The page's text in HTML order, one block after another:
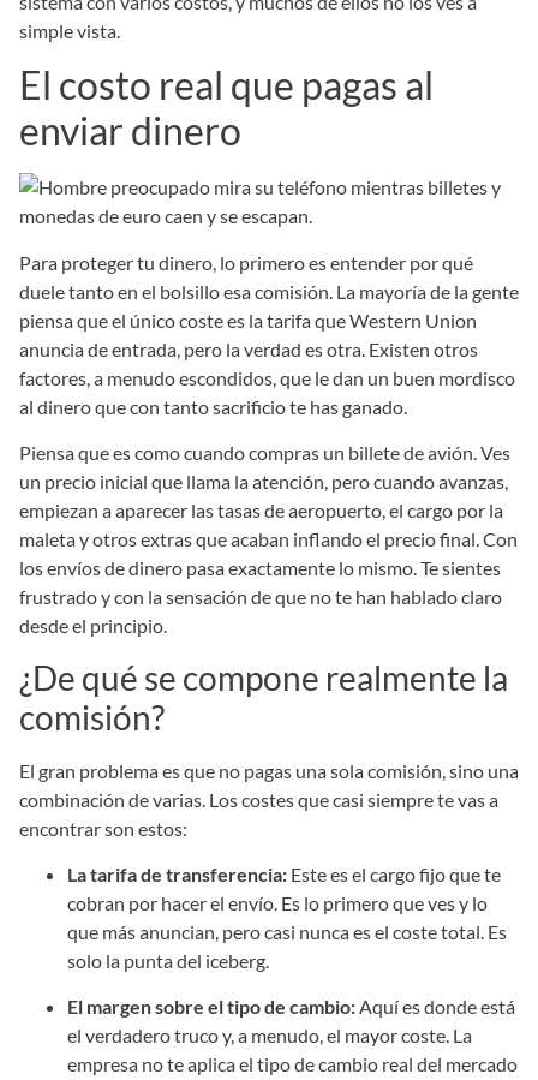
simple vista.
El costo real que pagas al
enviar dinero
Para proteger tu dinero, lo primero es entender por qué
duele tanto en el bolsillo esa comisión. La mayoría de la gente
piensa que el único coste es la tarifa que Western Union
anuncia de entrada, pero la verdad es otra. Existen otros
factores, a menudo escondidos, que le dan un buen mordisco
al dinero que con tanto sacrificio te has ganado.
Piensa que es como cuando compras un billete de avión. Ves
un precio inicial que llama la atención, pero cuando avanzas,
empiezan a aparecer las tasas de aeropuerto, el cargo por la
maleta y otros extras que acaban inflando el precio final. Con
los envíos de dinero pasa exactamente lo mismo. Te sientes
frustrado y con la sensación de que no te han hablado claro
desde el principio.
¿De qué se compone realmente la
comisión?
El gran problema es que no pagas una sola comisión, sino una
combinación de varias. Los costes que casi siempre te vas a
encontrar son estos:
La tarifa de transferencia: Este es el cargo fijo que te
cobran por hacer el envío. Es lo primero que ves y lo
que más anuncian, pero casi nunca es el coste total. Es
solo la punta del iceberg.
El margen sobre el tipo de cambio:Aquí es donde está
el verdadero truco y, a menudo, el mayor coste. La
empresa no te aplica el tipo de cambio real del mercado